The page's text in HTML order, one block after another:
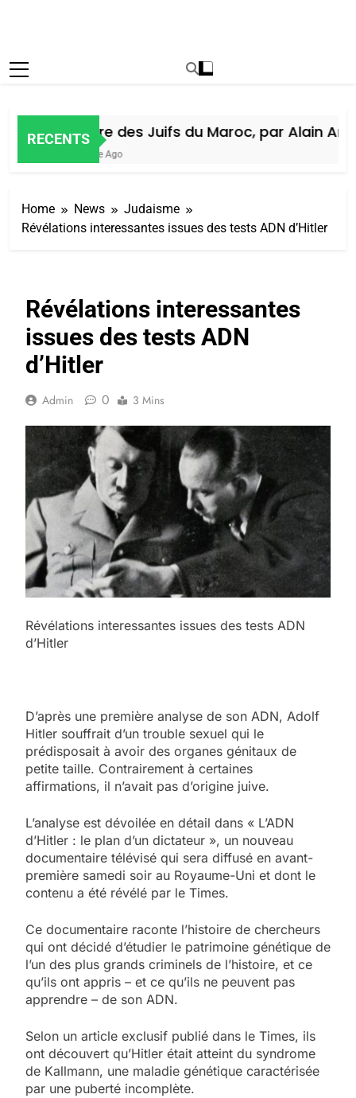
RECENTS
Histoire des Juifs du Maroc, par Alain Amiel
1 Semaine Ago
Home News
Judaisme
Révélations interessantes issues des tests ADN d’Hitler
Révélations interessantes
issues des tests ADN
d’Hitler
Admin 0 3 Mins
Révélations interessantes issues des tests ADN
d’Hitler
D’après une première analyse de son ADN, Adolf
Hitler souffrait d’un trouble sexuel qui le
prédisposait à avoir des organes génitaux de
petite taille. Contrairement à certaines
affirmations, il n’avait pas d’origine juive.
L’analyse est dévoilée en détail dans « L’ADN
d’Hitler : le plan d’un dictateur », un nouveau
documentaire télévisé qui sera diffusé en avant-
première samedi soir au Royaume-Uni et dont le
contenu a été révélé par le Times.
Ce documentaire raconte l’histoire de chercheurs
qui ont décidé d’étudier le patrimoine génétique de
l’un des plus grands criminels de l’histoire, et ce
qu’ils ont appris – et ce qu’ils ne peuvent pas
apprendre – de son ADN.
Selon un article exclusif publié dans le Times, ils
ont découvert qu’Hitler était atteint du syndrome
de Kallmann, une maladie génétique caractérisée
par une puberté incomplète.